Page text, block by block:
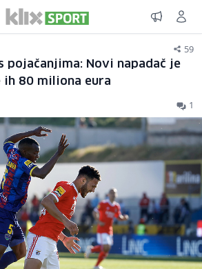
59
pojačanjima: Novi napadač je
80 miliona eura
1